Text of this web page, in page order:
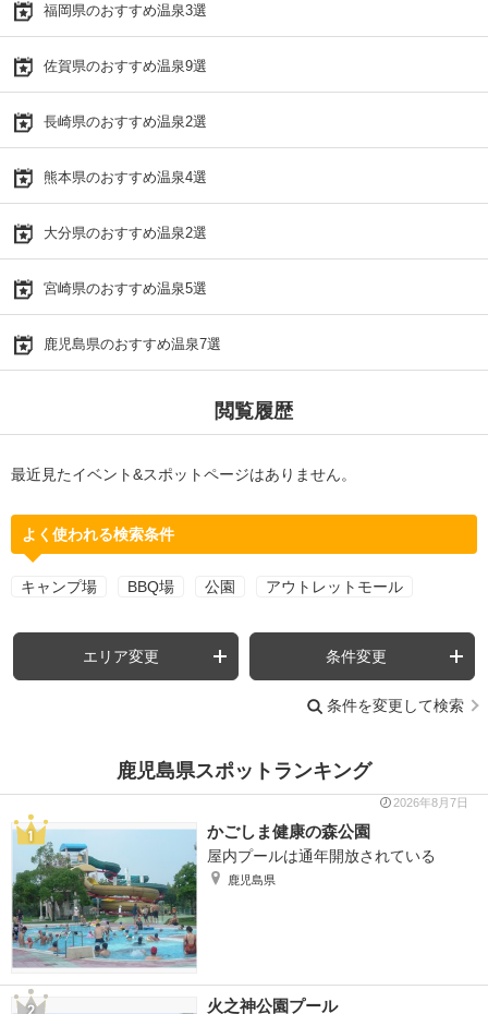
福岡県のおすすめ温泉3選
佐賀県のおすすめ温泉9選
長崎県のおすすめ温泉2選
熊本県のおすすめ温泉4選
大分県のおすすめ温泉2選
宮崎県のおすすめ温泉5選
鹿児島県のおすすめ温泉7選
閲覧履歴
最近見たイベント&スポットページはありません。
よく使われる検索条件
キャンプ場 BBQ場 公園 アウトレットモール
エリア変更 条件変更
条件を変更して検索
鹿児島県スポットランキング
2026年8月7日
かごしま健康の森公園
屋内プールは通年開放されている
鹿児島県
火之神公園プール